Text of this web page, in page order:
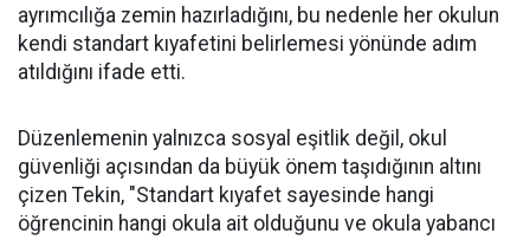
ayrımcılığa zemin hazırladığını, bu nedenle her okulun
kendi standart kıyafetini belirlemesi yönünde adım
atıldığını ifade etti.
Düzenlemenin yalnızca sosyal eşitlik değil, okul
güvenliği açısından da büyük önem taşıdığının altını
çizen Tekin, "Standart kıyafet sayesinde hangi
öğrencinin hangi okula ait olduğunu ve okula yabancı